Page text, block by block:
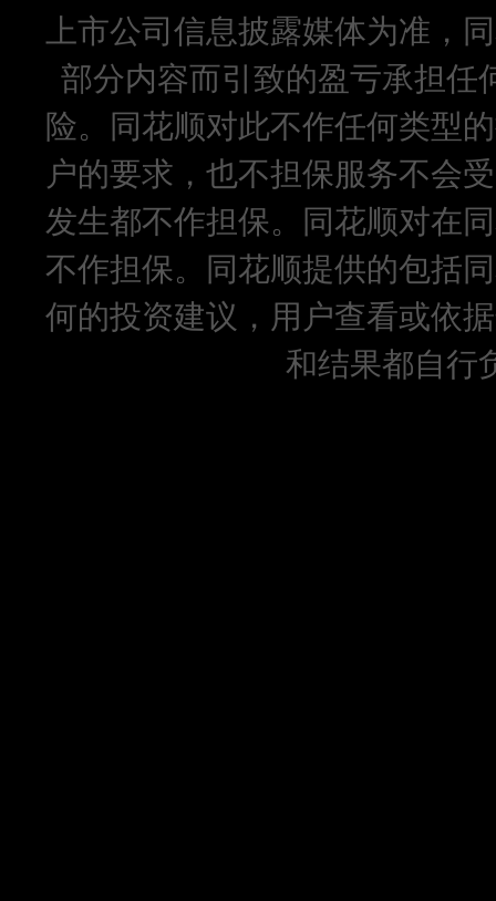
上市公司信息披露媒体为准，
部分内容而引致的盈亏承担任
险。同花顺对此不作任何类型
户的要求，也不担保服务不会
发生都不作担保。同花顺对在
不作担保。同花顺提供的包括
何的投资建议，用户查看或依
和结果都自行